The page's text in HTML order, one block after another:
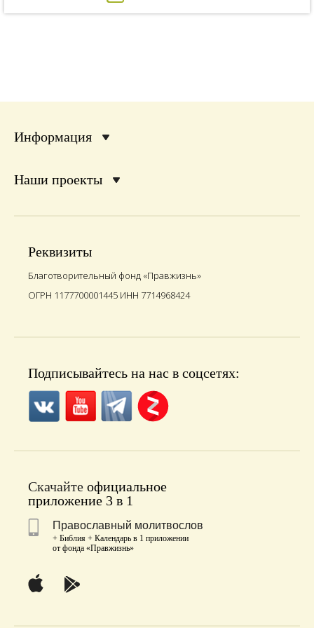
Информация
Наши проекты
Реквизиты
Благотворительный фонд «Правжизнь»
ОГРН 1177700001445 ИНН 7714968424
Подписывайтесь на нас в соцсетях:
Скачайте официальное
приложение 3 в 1
Православный молитвослов
+ Библия + Календарь в 1 приложении
от фонда «Правжизнь»